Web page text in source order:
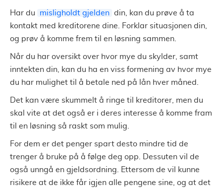
Har du misligholdt gjelden din, kan du prøve å ta
kontakt med kreditorene dine. Forklar situasjonen din,
og prøv å komme frem til en løsning sammen.
Når du har oversikt over hvor mye du skylder, samt
inntekten din, kan du ha en viss formening av hvor mye
du har mulighet til å betale ned på lån hver måned.
Det kan være skummelt å ringe til kreditorer, men du
skal vite at det også er i deres interesse å komme fram
til en løsning så raskt som mulig.
For dem er det penger spart desto mindre tid de
trenger å bruke på å følge deg opp. Dessuten vil de
også unngå en gjeldsordning. Ettersom de vil kunne
risikere at de ikke får igjen alle pengene sine, og at det